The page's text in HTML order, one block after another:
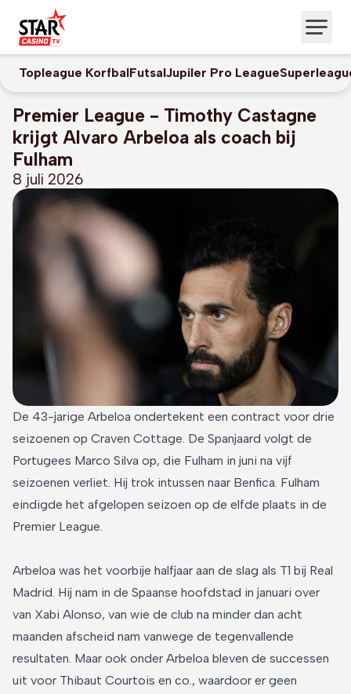
Topleague KorfbalFutsalJupiler Pro League
Premier League - Timothy Castagne
krijgt Alvaro Arbeloa als coach bij
Fulham
8 juli 2026
De 43-jarige Arbeloa ondertekent een contract voor drie
seizoenen op Craven Cottage. De Spanjaard volgt de
Portugees Marco Silva op, die Fulham in juni na vijf
seizoenen verliet. Hij trok intussen naar Benfica. Fulham
eindigde het afgelopen seizoen op de elfde plaats in de
Premier League.
Arbeloa was het voorbije halfjaar aan de slag als T1 bij Real
Madrid. Hij nam in de Spaanse hoofdstad in januari over
van Xabi Alonso, van wie de club na minder dan acht
maanden afscheid nam vanwege de tegenvallende
resultaten. Maar ook onder Arbeloa bleven de successen
uit voor Thibaut Courtois en co., waardoor er geen